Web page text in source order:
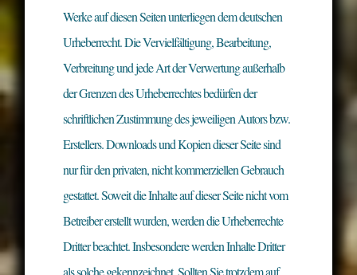
Werke auf diesen Seiten unterliegen dem deutschen
Urheberrecht. Die Vervielfältigung, Bearbeitung,
Verbreitung und jede Art der Verwertung außerhalb
der Grenzen des Urheberrechtes bedürfen der
schriftlichen Zustimmung des jeweiligen Autors bzw.
Erstellers. Downloads und Kopien dieser Seite sind
nur für den privaten, nicht kommerziellen Gebrauch
gestattet. Soweit die Inhalte auf dieser Seite nicht vom
Betreiber erstellt wurden, werden die Urheberrechte
Dritter beachtet. Insbesondere werden Inhalte Dritter
als solche gekennzeichnet. Sollten Sie trotzdem auf